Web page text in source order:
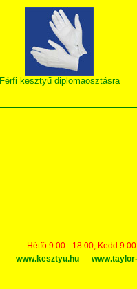
Férfi kesztyű diplomaosztásra
Hétfő 9:00 - 18:00, Kedd
www.kesztyu.hu